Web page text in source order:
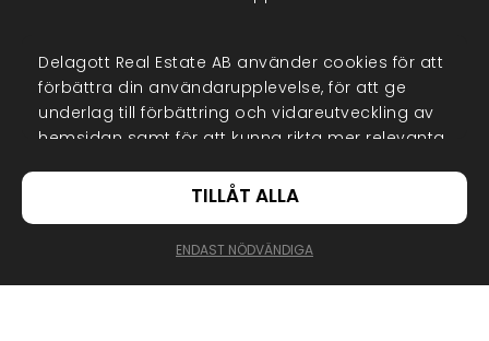
Delagott i Sociala medier
Vi vill ha en nära relation med våra
kunder Du hittar oss i de flesta sociala
kanalerna.
Delagott Real Estate AB använder cookies för att
förbättra din användarupplevelse, för att ge
underlag till förbättring och vidareutveckling av
hemsidan samt för att kunna rikta mer relevanta
personuppgiftspolicy
samtycker till vår användning, väljTillåt alla. Om
du vill ändra ditt val i efterhand hittar du den
möjligheten i botten på sidan.
ENDAST NÖDVÄNDIGA
TILLÅT ALLA